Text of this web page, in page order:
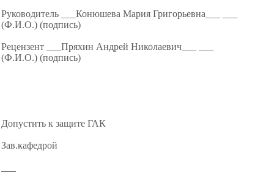
Руководитель ___Конюшева Мария Григорьевна___ ___
(Ф.И.О.) (подпись)
Рецензент ___Пряхин Андрей Николаевич___ ___
(Ф.И.О.) (подпись)
Допустить к защите ГАК
Зав.кафедрой